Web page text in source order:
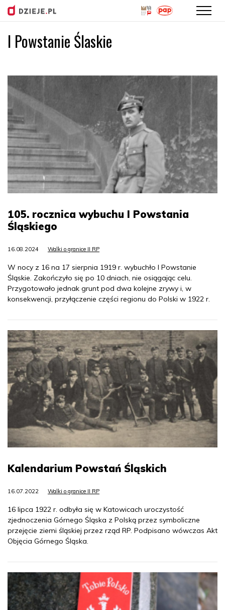
I Powstanie Ślaskie
105. rocznica wybuchu I Powstania
Śląskiego
16.08.2024 Walki o granice II RP
W nocy z 16 na 17 sierpnia 1919 r. wybuchło I Powstanie
Śląskie. Zakończyło się po 10 dniach, nie osiągając celu.
Przygotowało jednak grunt pod dwa kolejne zrywy i, w
konsekwencji, przyłączenie części regionu do Polski w 1922 r.
Kalendarium Powstań Śląskich
16.07.2022 Walki o granice II RP
16 lipca 1922 r. odbyła się w Katowicach uroczystość
zjednoczenia Górnego Śląska z Polską przez symboliczne
przejęcie ziemi śląskiej przez rząd RP. Podpisano wówczas Akt
Objęcia Górnego Śląska.